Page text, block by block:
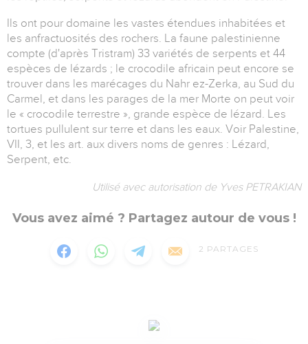
Ils ont pour domaine les vastes étendues inhabitées et
les anfractuosités des rochers. La faune palestinienne
compte (d'après Tristram) 33 variétés de serpents et 44
espèces de lézards ; le crocodile africain peut encore se
trouver dans les marécages du Nahr ez-Zerka, au Sud du
Carmel, et dans les parages de la mer Morte on peut voir
le « crocodile terrestre », grande espèce de lézard. Les
tortues pullulent sur terre et dans les eaux. Voir Palestine,
VII, 3, et les art. aux divers noms de genres : Lézard,
Serpent, etc.
Utilisé avec autorisation de Yves PETRAKIAN
Vous avez aimé ? Partagez autour de vous !
2 PARTAGES